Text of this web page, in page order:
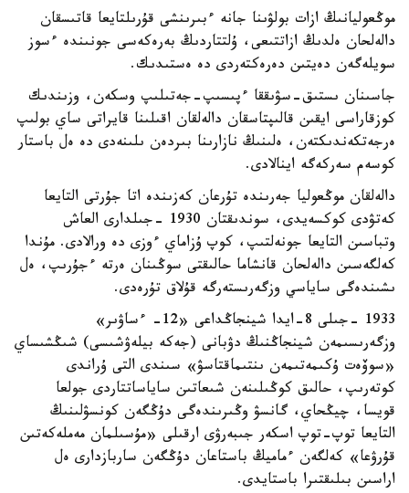
موڭعوليانىڭ ازات بولۋىنا جانە ءبىرىنشى قۇرىلتايعا قاتىسقان
دالەلحان ەلدىڭ ازاتتىعى، ۇلتتاردىڭ بەرەكەسى جونىندە ءسوز
سويلەگەن دەيتىن دەرەكتەردى دە ەستىدىك.
جاسىنان ىستىق-سۋىققا ءپىسىپ-جەتىلىپ وسكەن، وزىندىك
كوزقاراسى ايقىن قالىپتاسقان دالەلقان اقىلىنا قايراتى ساي بولىپ
ەرجەتكەندىكتەن، ەلىنىڭ نازارىنا بىردەن ىلىنەدى دە ەل باستار
كوسەم سەركەگە اينالادى.
دالەلقان موڭعوليا جەرىندە تۇرعان كەزىندە اتا جۇرتى التايعا
كەتۋدى كوكسەيدى، سوندىقتان 1930 -جىلدارى العاش
وتباسىن التايعا جونەلتىپ، كوپ ۇزاماي ءوزى دە ورالادى. مۇندا
كەلگەسىن دالەلحان قانشاما حالىقتى سوڭىنان ەرتە ءجۇرىپ، ەل
ىشىندەگى ساياسي وزگەرىستەرگە قۇلاق تۇرەدى.
1933 -جىلى 8-ايدا شينجاڭداعى «12- ءساۋىر»
وزگەرىسىمەن شينجاڭنىڭ دۋبانى (جەكە بيلەۋشىسى) شىڭشىساي
«سوۆەت ۇكىمەتىمەن ىنتىماقتاسۋ» سىندى التى ۇراندى
كوتەرىپ، حالىق كوڭىلىنەن شىعاتىن ساياساتتاردى جولعا
قويسا، چيڭحاي، گانسۋ وڭىرىندەگى دۇڭگەن كونسۋلىنىڭ
التايعا توپ-توپ اسكەر جىبەرۋى ارقىلى «مۇسىلمان مەملەكەتىن
قۇرۋعا» كەلگەن ءماميڭ باستاعان دۇڭگەن ساربازدارى ەل
اراسىن بىلىقتىرا باستايدى.